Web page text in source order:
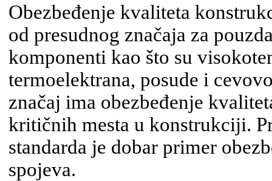
Obezbeđenje kvaliteta
od presudnog značaja za
komponenti kao što su
termoelektrana, posude i
značaj ima obezbeđenje
kritičnih mesta u konstrukciji.
standarda je dobar primer
spojeva.